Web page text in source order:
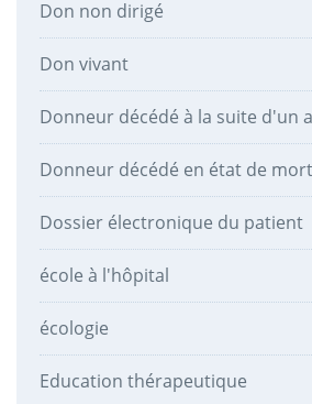
Don non dirigé
Don vivant
Donneur décédé à la suite d'un
Donneur décédé en état de
Dossier électronique du patient
école à l'hôpital
écologie
Education thérapeutique